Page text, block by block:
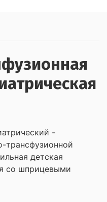
-
трансфузионной
детская
со шприцевыми